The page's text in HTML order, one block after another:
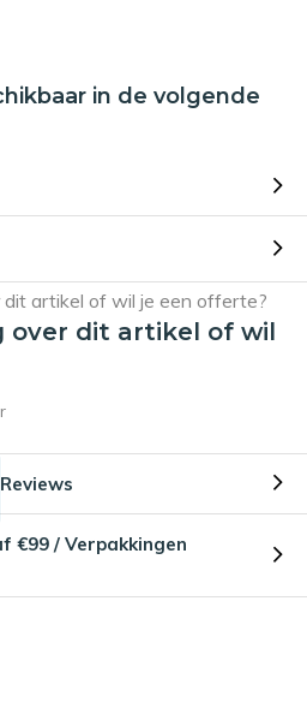
in de volgende
over dit artikel of wil
Reviews
€99 / Verpakkingen